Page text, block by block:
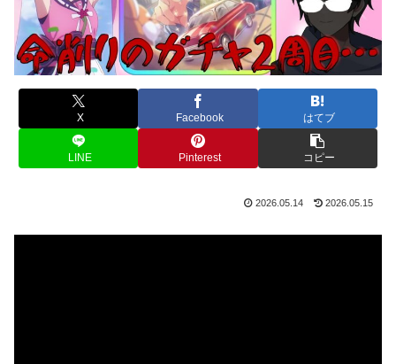
X Facebook はてブ
LINE Pinterest コピー
2026.05.14 2026.05.15